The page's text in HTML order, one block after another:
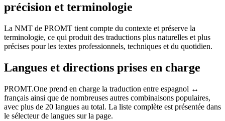
précision et terminologie
La NMT de PROMT tient compte du contexte et préserve la
terminologie, ce qui produit des traductions plus naturelles et plus
précises pour les textes professionnels, techniques et du quotidien.
Langues et directions prises en charge
PROMT.One prend en charge la traduction entre espagnol ↔
français ainsi que de nombreuses autres combinaisons populaires,
avec plus de 20 langues au total. La liste complète est présentée dans
le sélecteur de langues sur la page.